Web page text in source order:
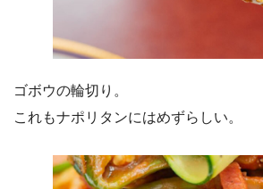
ゴボウの輪切り。
これもナポリタンにはめずらしい。